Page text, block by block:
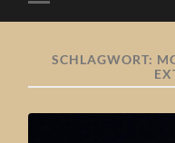
Mobile-
Menü
SCHLAGWORT: